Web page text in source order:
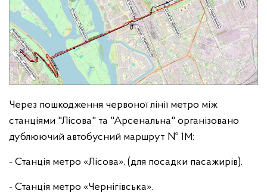
Через пошкодження червоної лінії метро між
станціями "Лісова" та "Арсенальна" організовано
дублюючий автобусний маршрут № 1М:
- Станція метро «Лісова», (для посадки пасажирів).
- Станція метро «Чернігівська».